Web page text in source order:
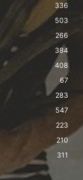
336
503
266
384
408
67
283
547
223
210
311